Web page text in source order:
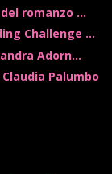
romanzo ...
Challenge ...
Adorn...
Palumbo